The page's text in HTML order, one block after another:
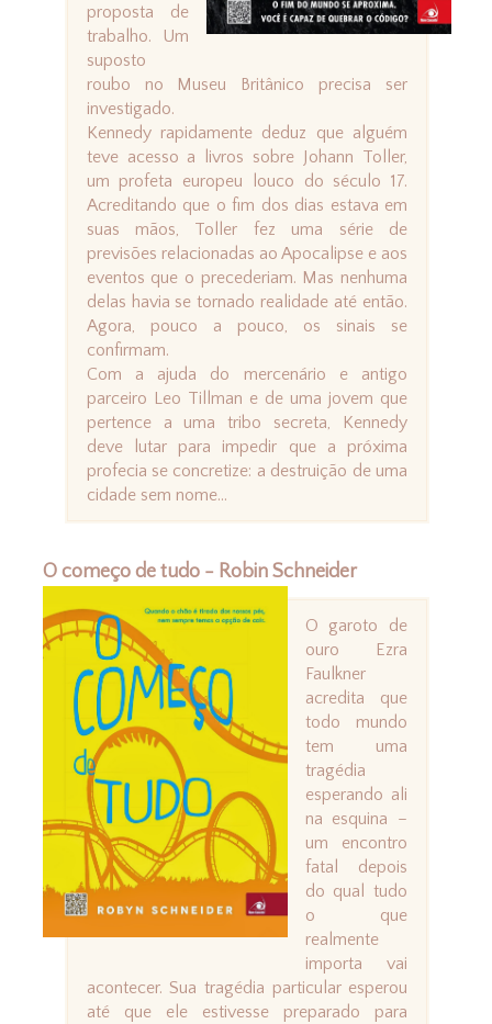
proposta de
trabalho. Um
suposto
roubo no Museu Britânico precisa ser
investigado.
Kennedy rapidamente deduz que alguém
teve acesso a livros sobre Johann Toller,
um profeta europeu louco do século 17.
Acreditando que o fim dos dias estava em
suas mãos, Toller fez uma série de
previsões relacionadas ao Apocalipse e aos
eventos que o precederiam. Mas nenhuma
delas havia se tornado realidade até então.
Agora, pouco a pouco, os sinais se
confirmam.
Com a ajuda do mercenário e antigo
parceiro Leo Tillman e de uma jovem que
pertence a uma tribo secreta, Kennedy
deve lutar para impedir que a próxima
profecia se concretize: a destruição de uma
cidade sem nome...
O começo de tudo - Robin Schneider
O garoto de
ouro Ezra
Faulkner
acredita que
todo mundo
tem uma
tragédia
esperando ali
na esquina –
um encontro
fatal depois
do qual tudo
o que
realmente
importa vai
acontecer. Sua tragédia particular esperou
até que ele estivesse preparado para